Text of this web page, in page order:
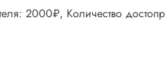
2000₽, Количество